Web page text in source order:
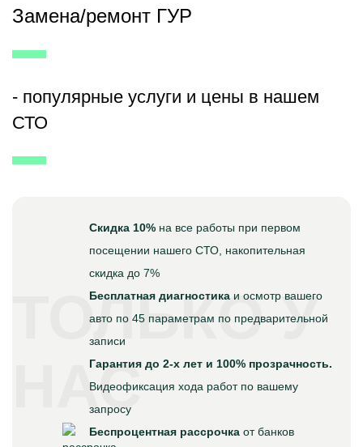
Замена/ремонт ГУР
- популярные услуги и цены в нашем
СТО
Скидка 10% на все работы при первом
посещении нашего СТО, накопительная
скидка до 7%
Бесплатная диагностика и осмотр вашего
авто по 45 параметрам по предварительной
записи
Гарантия до 2-х лет и 100% прозрачность.
Видеофиксация хода работ по вашему
запросу
Беспроцентная рассрочка от банков
ТОЛЬКО У
НАС